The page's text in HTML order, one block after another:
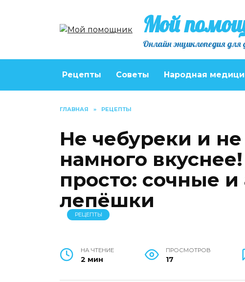
Мой
Онлайн энциклопедия для
Рецепты Советы Народная
ГЛАВНАЯ » РЕЦЕПТЫ
Не чебуреки и
намного вкуснее!
просто: сочные
лепёшки
РЕЦЕПТЫ
НА ЧТЕНИЕ
2 мин
ПРОСМОТРОВ
17